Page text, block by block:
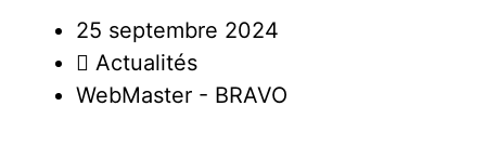
25 septembre 2024
Actualités
WebMaster - BRAVO